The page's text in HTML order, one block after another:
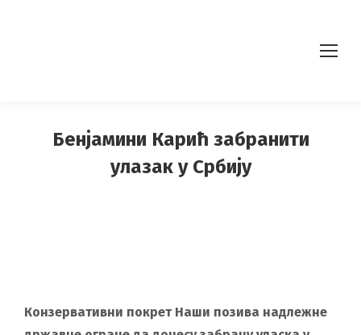
Бенјамини Карић забранити
улазак у Србију
Конзервативни покрет Наши позива надлежне